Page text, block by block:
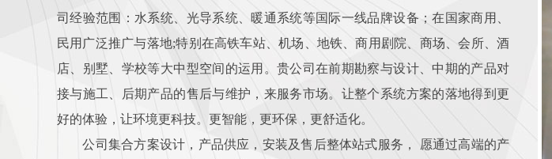
司经验范围：水系统、光导系统、暖通系统等国际一线品牌设备；在国家商用、
民用广泛推广与落地;特别在高铁车站、机场、地铁、商用剧院、商场、会所、酒
店、别墅、学校等大中型空间的运用。贵公司在前期勘察与设计、中期的产品对
接与施工、后期产品的售后与维护，来服务市场。让整个系统方案的落地得到更
好的体验，让环境更科技。更智能，更环保，更舒适化。
公司集合方案设计，产品供应，安装及售后整体站式服务， 愿通过高端的产